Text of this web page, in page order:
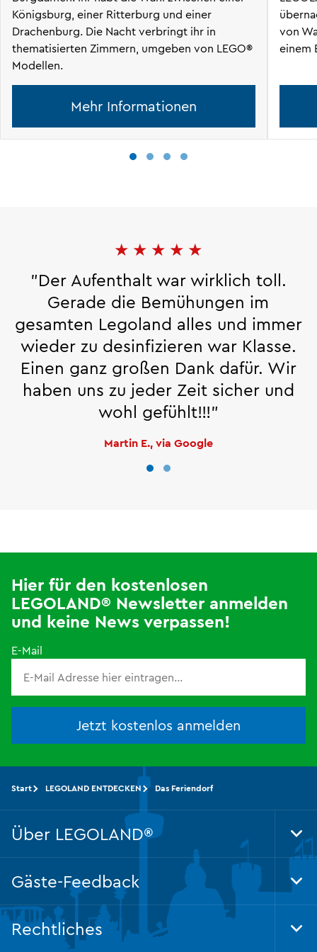
Königsburg, einer Ritterburg und einer
Drachenburg. Die Nacht verbringt ihr in
thematisierten Zimmern, umgeben von LEGO®
Modellen.
Mehr Informationen
von
einem
★ ★ ★ ★ ★
"Der Aufenthalt war wirklich toll.
Gerade die Bemühungen im
gesamten Legoland alles und immer
wieder zu desinfizieren war Klasse.
Einen ganz großen Dank dafür. Wir
haben uns zu jeder Zeit sicher und
wohl gefühlt!!!"
Martin E., via Google
Hier für den kostenlosen
LEGOLAND® Newsletter anmelden
und keine News verpassen!
E-Mail
Jetzt kostenlos anmelden
Start LEGOLAND ENTDECKEN Das Feriendorf
Über LEGOLAND®
Gäste-Feedback
Rechtliches